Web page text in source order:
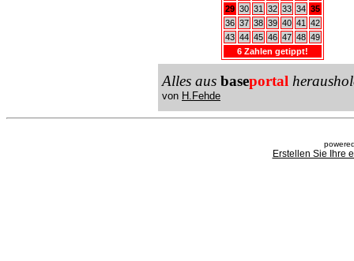
29 30 31 32 33 34 35
36 37 38 39 40 41
42
43 44 45 46 47 48 49
6 Zahlen getippt!
Alles aus baseportal
von H.Fehde
Erstellen Sie Ihre